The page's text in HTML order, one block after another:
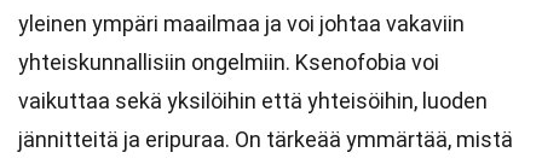
yleinen ympäri maailmaa ja voi johtaa vakaviin
yhteiskunnallisiin ongelmiin. Ksenofobia voi
vaikuttaa sekä yksilöihin että yhteisöihin, luoden
jännitteitä ja eripuraa. On tärkeää ymmärtää, mistä